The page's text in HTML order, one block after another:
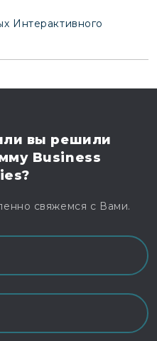
Интерактивного
вы решили
Business
свяжемся с Вами.